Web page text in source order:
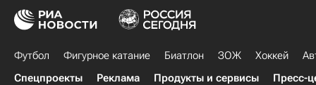
Футбол Фигурное катание Биатлон ЗОЖ Хоккей
Спецпроекты
Реклама Продукты и сервисы Пресс-